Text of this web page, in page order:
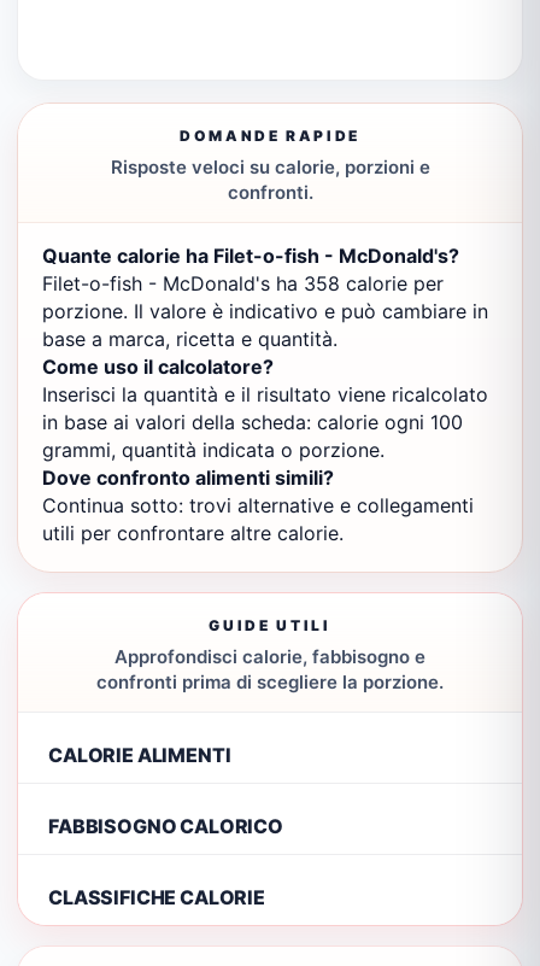
DOMANDE RAPIDE
Risposte veloci su calorie, porzioni e
confronti.
Quante calorie ha Filet-o-fish - McDonald's?
Filet-o-fish - McDonald's ha 358 calorie per
porzione. Il valore è indicativo e può cambiare in
base a marca, ricetta e quantità.
Come uso il calcolatore?
Inserisci la quantità e il risultato viene ricalcolato
in base ai valori della scheda: calorie ogni 100
grammi, quantità indicata o porzione.
Dove confronto alimenti simili?
Continua sotto: trovi alternative e collegamenti
utili per confrontare altre calorie.
GUIDE UTILI
Approfondisci calorie, fabbisogno e
confronti prima di scegliere la porzione.
CALORIE ALIMENTI
FABBISOGNO CALORICO
CLASSIFICHE CALORIE